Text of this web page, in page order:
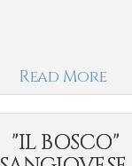
Read More
"IL BOSCO"